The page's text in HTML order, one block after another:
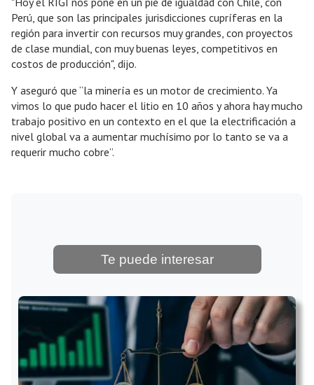
Perú, que son las principales jurisdicciones cupríferas en la
región para invertir con recursos muy grandes, con proyectos
de clase mundial, con muy buenas leyes, competitivos en
costos de producción", dijo.
Y aseguró que “la minería es un motor de crecimiento. Ya
vimos lo que pudo hacer el litio en 10 años y ahora hay mucho
trabajo positivo en un contexto en el que la electrificación a
nivel global va a aumentar muchísimo por lo tanto se va a
requerir mucho cobre”.
Te puede interesar